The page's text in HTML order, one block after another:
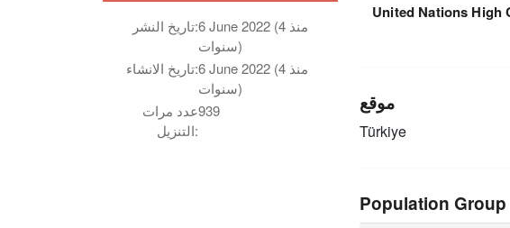
تاريخ النشر:6 June 2022 (منذ 4
سنوات)
تاريخ الانشاء:6 June 2022 (منذ 4
سنوات)
عدد مرات
التنزيل:
939
United Nations High
موقع
Türkiye
Population Group